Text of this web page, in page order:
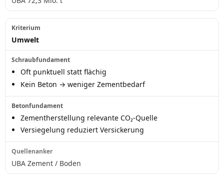
Umwelt
Oft punktuell statt flächig
Kein Beton → weniger Zementbedarf
Zementherstellung relevante CO₂-Quelle
Versiegelung reduziert Versickerung
UBA Zement / Boden